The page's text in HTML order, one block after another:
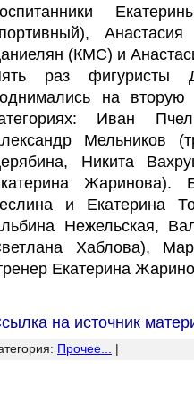
(КМС) и
раз
на вторую
Иван
Мельников
Никита
Жаринова).
и Екатерина
Нежельская,
Хаблова),
Екатерина
на источник
: Прочее... |